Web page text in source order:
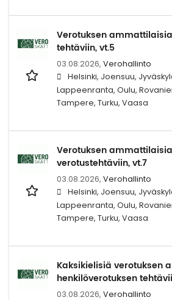
Verotuksen
tehtäviin, vt.5
03.08.2026, Verohallinto
Helsinki, Joensuu,
Lappeenranta, Oulu,
Tampere, Turku, Vaasa
Verotuksen
verotustehtäviin, vt.7
03.08.2026, Verohallinto
Helsinki, Joensuu,
Lappeenranta, Oulu,
Tampere, Turku, Vaasa
Kaksikielisiä verotuksen
henkilöverotuksen
03.08.2026, Verohallinto